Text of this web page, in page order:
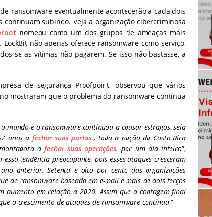
ransomware eventualmente acontecerão a cada dois
subindo. Veja a organização cibercriminosa
nomeou como um dos grupos de ameaças mais
não apenas oferece ransomware como serviço,
se as vítimas não pagarem. Se isso não bastasse, a
de segurança Proofpoint, observou que vários
mostraram que o problema do ransomware continua
mundo e o ransomware continuou a causar estragos, seja
anos a fechar suas portas, toda a nação da Costa Rica
a fechar suas operações. por um dia inteiro”,
essa tendência preocupante, pois esses ataques cresceram
anterior. Setenta e oito por cento das organizações
de ransomware baseada em e-mail e mais de dois terços
aumento em relação a 2020. Assim que a contagem final
o crescimento de ataques de ransomware continua.”